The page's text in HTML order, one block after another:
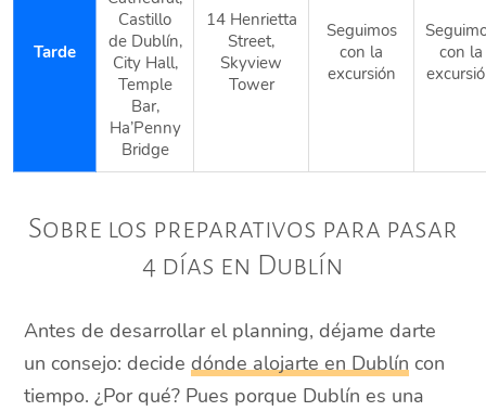
Tarde
Castillo
de Dublín,
City Hall,
Temple
Bar,
Ha’Penny
Bridge
14 Henrietta
Street,
Skyview
Tower
Seguimos
con la
excursión
con la
Sobre los preparativos para pasar
4 días en Dublín
Antes de desarrollar el planning, déjame darte
un consejo: decidedónde alojarte en Dublín con
tiempo. ¿Por qué? Pues porque Dublín es una